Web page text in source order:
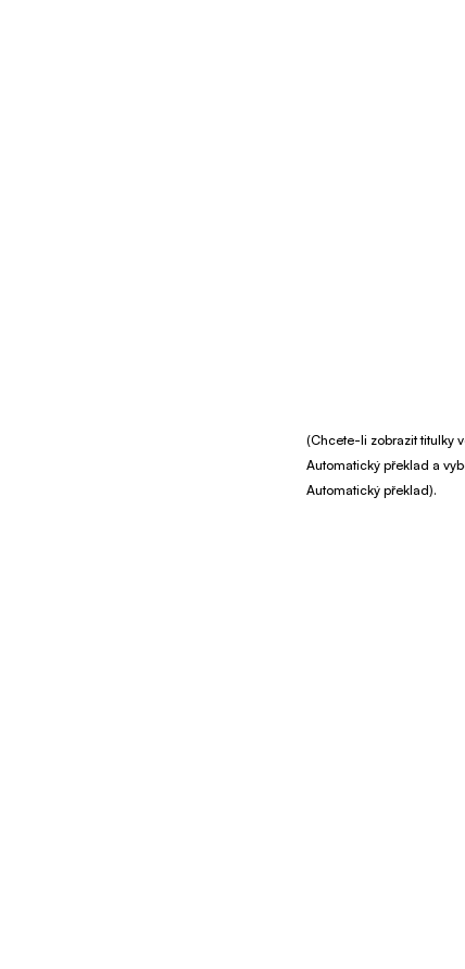
(Chcete-li zobrazit titulky
Automatický překlad a
Automatický překlad).